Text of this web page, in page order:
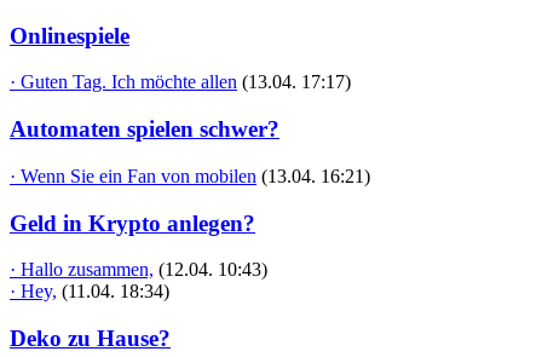
Onlinespiele
· Guten Tag. Ich möchte allen (13.04. 17:17)
Automaten spielen schwer?
· Wenn Sie ein Fan von mobilen (13.04. 16:21)
Geld in Krypto anlegen?
· Hallo zusammen, (12.04. 10:43)
· Hey, (11.04. 18:34)
Deko zu Hause?